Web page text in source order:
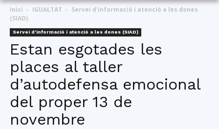
Comarcal
del
Inici IGUALTAT
Servei d'informació i atenció a les dones
(SIAD)
Servei d'informació i atenció a les dones (SIAD)
Estan esgotades les
places al taller
d’autodefensa emocional
del proper 13 de
novembre